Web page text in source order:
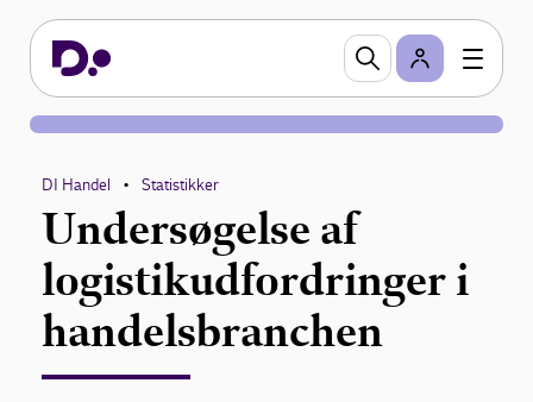
DI Handel • Statistikker
Undersøgelse af
logistikudfordringer i
handelsbranchen